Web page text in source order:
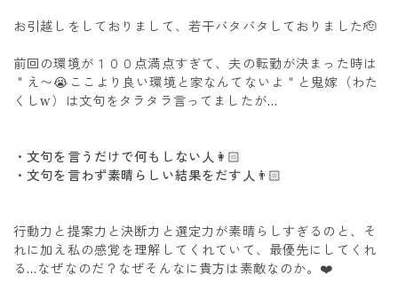
お引越しをしておりまして、若干バタバタしておりました🫡
前回の環境が１００点満点すぎて、夫の転勤が決まった時は
＂え〜😭ここより良い環境と家なんてないよ＂と鬼嫁（わた
くしw）は文句をタラタラ言ってましたが…
・文句を言うだけで何もしない人👩🏻
・文句を言わず素晴らしい結果をだす人👨🏻
行動力と提案力と決断力と選定力が素晴らしすぎるのと、そ
れに加え私の感覚を理解してくれていて、最優先にしてくれ
る…なぜなのだ？なぜそんなに貴方は素敵なのか。❤️